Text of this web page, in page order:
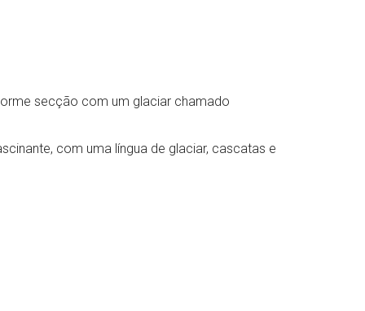
secção com um glaciar chamado
com uma língua de glaciar, cascatas e